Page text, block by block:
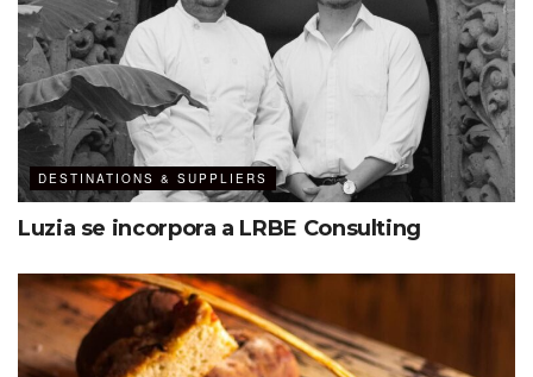
DESTINATIONS & SUPPLIERS
Luzia se incorpora a LRBE Consulting